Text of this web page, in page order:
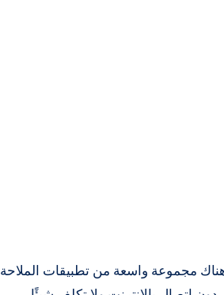
مجموعة واسعة من تطبيقات الملاحة